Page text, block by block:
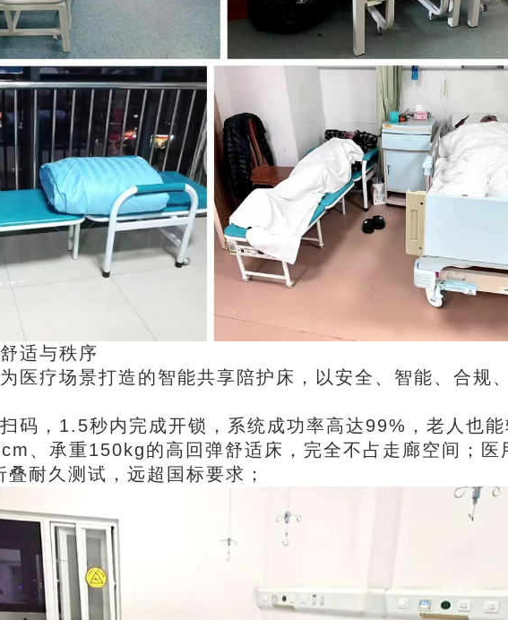
适与秩序
医疗场景打造的智能共享陪护床 ，以安全、智能、合规
码，1.5秒内完成开锁，系统成功率高达99%，老人也
、承重150kg的高回弹舒适床，完全不占走廊空间；医
耐久测试，远超国标要求；